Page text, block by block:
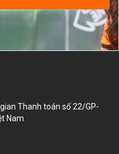
Thanh toán số 22/GP-
Nam